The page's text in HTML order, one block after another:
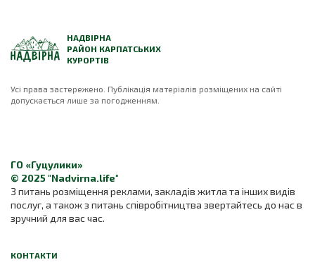
НАДВІРНА
РАЙОН КАРПАТСЬКИХ
КУРОРТІВ
Усі права застережено. Публікація матеріалів розміщених на сайті
допускається лише за погодженням.
ГО «Гуцулики»
© 2025 "Nadvirna.life"
З питань розміщення реклами, закладів житла та інших видів
послуг, а також з питань співробітництва звертайтесь до нас в
зручний для вас час.
КОНТАКТИ